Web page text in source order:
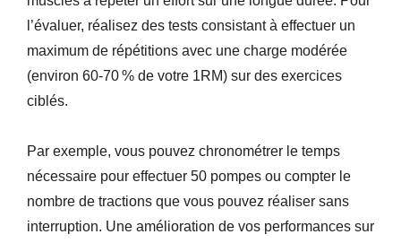
l’évaluer, réalisez des tests consistant à effectuer un
maximum de répétitions avec une charge modérée
(environ 60-70 % de votre 1RM) sur des exercices
ciblés.
Par exemple, vous pouvez chronométrer le temps
nécessaire pour effectuer 50 pompes ou compter le
nombre de tractions que vous pouvez réaliser sans
interruption. Une amélioration de vos performances sur